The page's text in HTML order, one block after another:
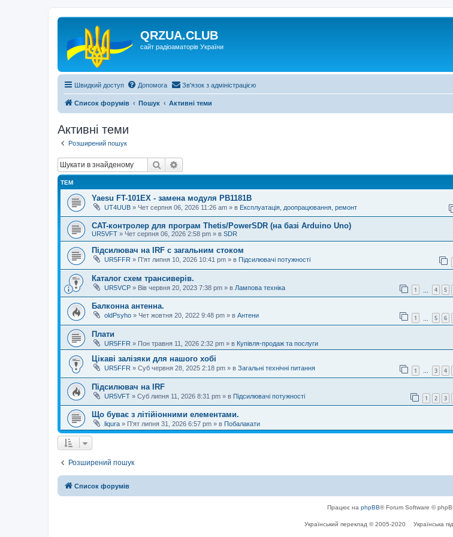
QRZUA.CLUB
сайт радіоаматорів України
Швидкий доступ Допомога Зв'язок з адміністрацією
Список форумів Пошук Активні теми
Активні теми
Розширений пошук
Пошук
ТЕМ
Yaesu FT-101EX - замена модуля PB1181B
UT4UUB » Чет серпня 06, 2026 11:26 am » в Експлуатація, доопрацювання, ремонт
CAT-контролер для програм Thetis/PowerSDR (на базі Arduino Uno)
UR5VFT » Чет серпня 06, 2026 2:58 pm » в SDR
Підсилювач на IRF с загальним стоком
UR5FFR » П'ят липня 10, 2026 10:41 pm » в Підсилювачі потужності
Каталог схем трансиверів.
UR5VCP » Вів червня 20, 2023 7:38 pm » в Лампова техніка 1 4 5
Балконна антенна.
oldPsyho » Чет жовтня 20, 2022 9:48 pm » в Антени 1 5 6
Плати
UR5FFR » Пон травня 11, 2026 2:32 pm » в Купівля-продаж та послуги
Цікаві залізяки для нашого хобі
UR5FFR » Суб червня 28, 2025 2:18 pm » в Загальні технічні питання 1 … 3 4
Підсилювач на IRF
UR5VFT » Суб липня 11, 2026 8:31 pm » в Підсилювачі потужності 1 2 3
Що буває з літійіонними елементами.
liqura » П'ят липня 31, 2026 6:57 pm » в Побалакати
Розширений пошук
Список форумів
Працює на phpBB® Forum Software ©
Український переклад © 2005-2020 Українська